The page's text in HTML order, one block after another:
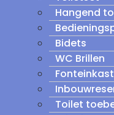
Hangend
Bidets
WC Brillen
Fonteinkast
Toilet